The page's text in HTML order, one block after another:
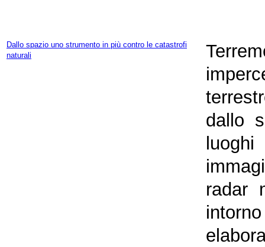
Dallo spazio uno strumento in più contro le catastrofi
naturali
dallo
radar